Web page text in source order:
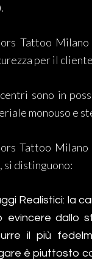
Tattoo
per il
sono in
monouso e
Tattoo
si distinguono:
Realistici: la
evincere dallo
il più
è piuttosto